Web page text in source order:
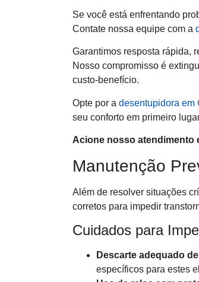
Se você está enfrentando
Contate nossa equipe com a
Garantimos resposta rápida,
Nosso compromisso é
custo-benefício.
Opte por a desentupidora em
seu conforto em primeiro
Acione nosso atendimento
Manutenção
Além de resolver situações
corretos para impedir
Cuidados para
Descarte adequado
específicos para estes